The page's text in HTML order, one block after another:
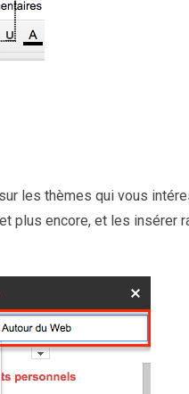
les thèmes qui vous
plus encore, et les insérer